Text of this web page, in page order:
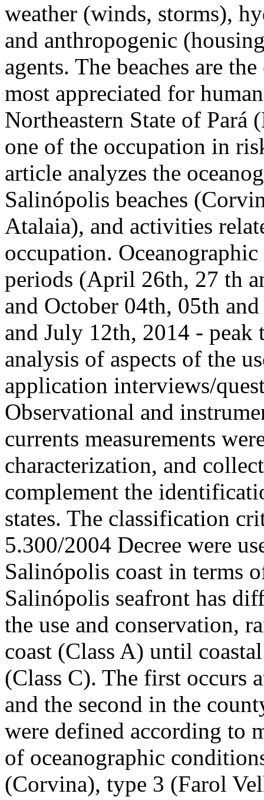
weather (winds, storms),
and anthropogenic
agents. The beaches are
most appreciated for
Northeastern State of Pará
one of the occupation in
article analyzes the
Salinópolis beaches
Atalaia), and activities
occupation.
periods (April 26th, 27 th
and October 04th, 05th
and July 12th, 2014 - peak
analysis of aspects of the
application interviews/
Observational and
currents measurements
characterization, and
complement the
states. The classification
5.300/2004 Decree were
Salinópolis coast in terms
Salinópolis seafront has
the use and conservation,
coast (Class A) until
(Class C). The first occurs
and the second in the
were defined according to
of oceanographic
(Corvina), type 3 (Farol